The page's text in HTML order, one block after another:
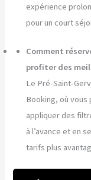
expérience
pour un court
Comment
profiter des
Le Pré-Saint-
Booking, où
appliquer des
à l’avance et en
tarifs plus